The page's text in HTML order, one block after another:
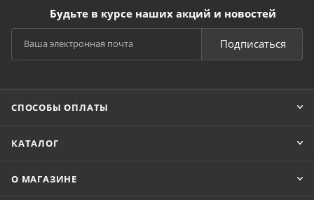
Будьте в курсе наших акций и новостей
Подписаться
СПОСОБЫ ОПЛАТЫ
КАТАЛОГ
О МАГАЗИНЕ